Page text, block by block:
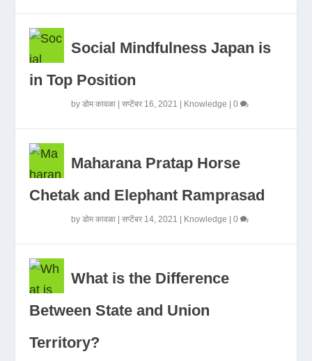
Social Mindfulness Japan is
in Top Position
byडोम कावळा |सप्टेंबर 16, 2021 Knowledge |0
Maharana Pratap Horse
Chetak and Elephant Ramprasad
byडोम कावळा |सप्टेंबर 14, 2021 Knowledge |0
What is the Difference
Between State and Union
Territory?